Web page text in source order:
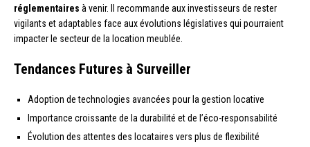
réglementaires à venir. Il recommande aux investisseurs de rester
vigilants et adaptables face aux évolutions législatives qui pourraient
impacter le secteur de la location meublée.
Tendances Futures à Surveiller
Adoption de technologies avancées pour la gestion locative
Importance croissante de la durabilité et de l’éco-responsabilité
Évolution des attentes des locataires vers plus de flexibilité